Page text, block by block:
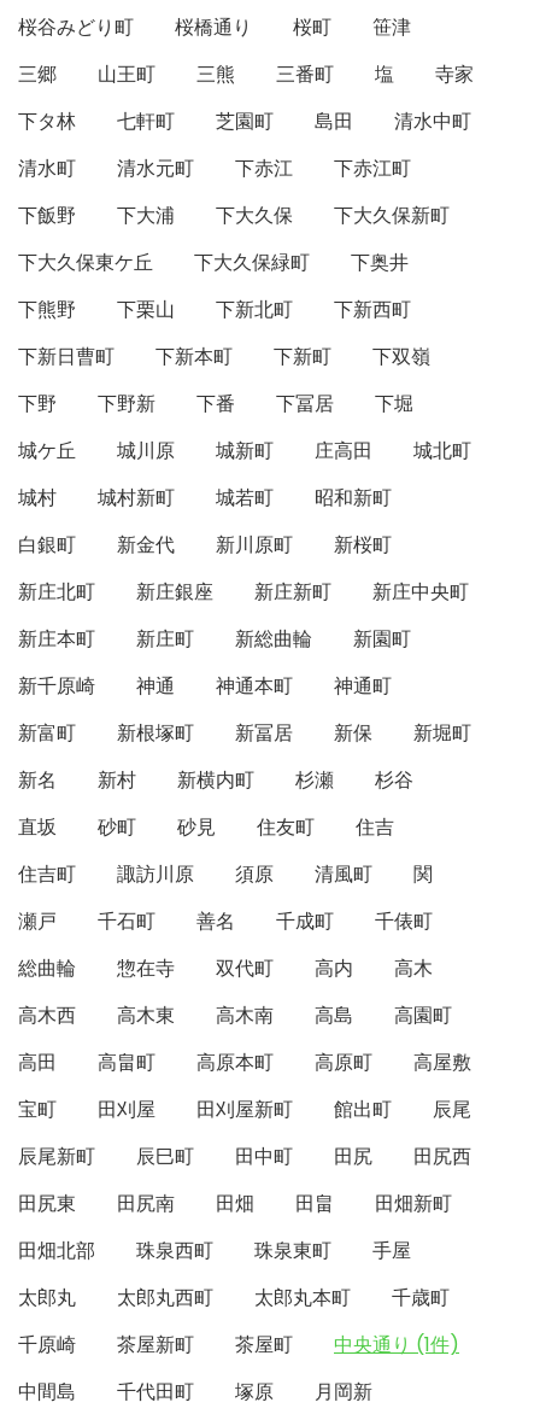
桜谷みどり町
桜橋通り 桜町
笹津
三郷
山王町 三熊 三番町 塩
寺家
下タ林
七軒町 芝園町 島田
清水中町
清水町
清水元町 下赤江
下赤江町
下飯野
下大浦 下大久保
下大久保新町
下大久保東ケ丘
下大久保緑町
下奥井
下熊野
下栗山 下新北町
下新西町
下新日曹町
下新本町 下新町
下双嶺
下野
下野新 下番 下冨居
下堀
城ケ丘
城川原 城新町 庄高田
城北町
城村
城村新町 城若町
昭和新町
白銀町
新金代 新川原町
新桜町
新庄北町
新庄銀座 新庄新町
新庄中央町
新庄本町
新庄町 新総曲輪
新園町
新千原崎
神通 神通本町
神通町
新富町
新根塚町 新冨居 新保
新堀町
新名
新村 新横内町 杉瀬
杉谷
直坂
砂町 砂見 住友町
住吉
住吉町
諏訪川原 須原 清風町
関
瀬戸
千石町 善名 千成町
千俵町
総曲輪
惣在寺 双代町 高内
高木
高木西
高木東 高木南 高島
高園町
高田
高畠町 高原本町 高原町
高屋敷
宝町
田刈屋 田刈屋新町 館出町
辰尾
辰尾新町
辰巳町 田中町 田尻
田尻西
田尻東
田尻南 田畑 田畠
田畑新町
田畑北部
珠泉西町 珠泉東町
手屋
太郎丸
太郎丸西町 太郎丸本町
千歳町
千原崎
茶屋新町 茶屋町
中央通り (1件)
中間島
千代田町 塚原
月岡新